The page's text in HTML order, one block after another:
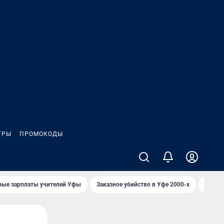
ПРОМОКОДЫ
зарплаты учителей Уфы Заказное убийство в Уфе 2000-х